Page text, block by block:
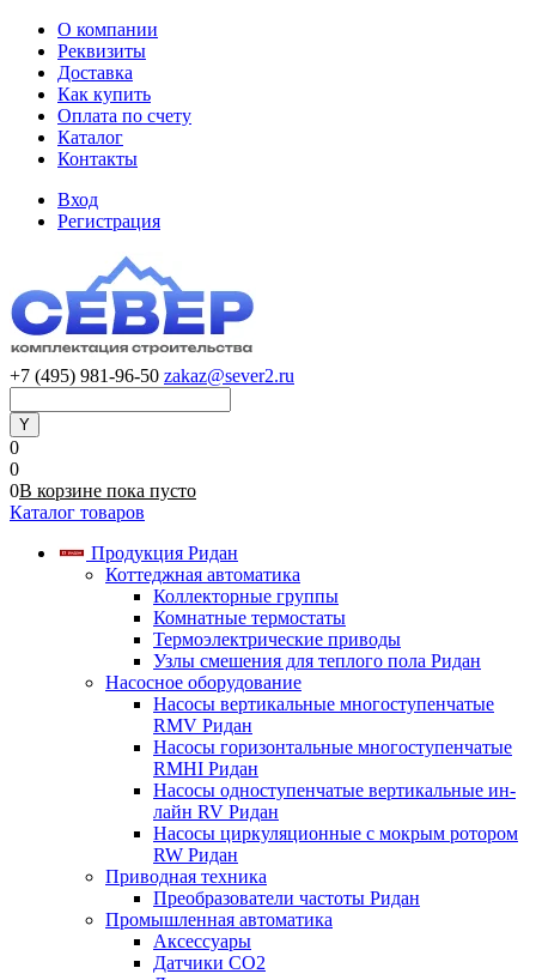
О компании
Реквизиты
Доставка
Как купить
Оплата по счету
Каталог
Контакты
Вход
Регистрация
+7 (495) 981-96-50 zakaz@sever2.ru
0
0
0В корзине пока пусто
Каталог товаров
Продукция Ридан
Коттеджная автоматика
Коллекторные группы
Комнатные термостаты
Термоэлектрические приводы
Узлы смешения для теплого пола Ридан
Насосное оборудование
Насосы вертикальные многоступенчатые
RMV Ридан
Насосы горизонтальные многоступенчатые
RMHI Ридан
Насосы одноступенчатые вертикальные ин-
лайн RV Ридан
Насосы циркуляционные с мокрым ротором
RW Ридан
Приводная техника
Преобразователи частоты Ридан
Промышленная автоматика
Аксессуары
Датчики CO2